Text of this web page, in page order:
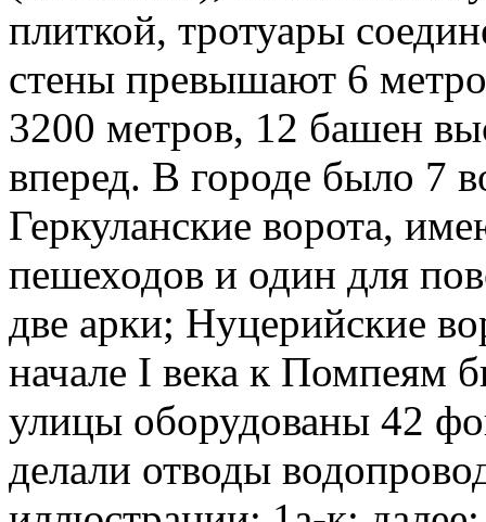
плиткой, тротуары
стены превышают 6
3200 метров, 12 башен
вперед. В городе было 7
Геркуланские ворота,
пешеходов и один для
две арки; Нуцерийские
начале I века к Помпеям
улицы оборудованы 42
делали отводы